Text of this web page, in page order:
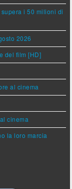
i 50 milioni di
2026
del film [HD]
al cinema
cinema
la loro marcia